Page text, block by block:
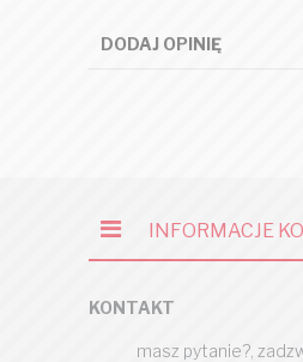
DODAJ OPINIĘ
INFORMACJE
KONTAKT
masz pytanie?,